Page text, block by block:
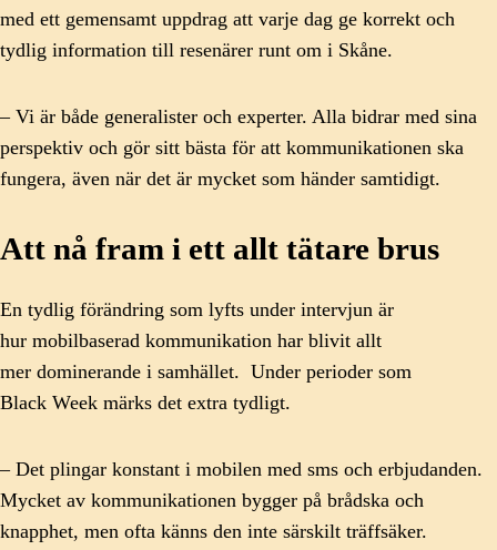
med ett gemensamt uppdrag att varje dag ge korrekt och
tydlig information till resenärer runt om i Skåne.
– Vi är både generalister och experter. Alla bidrar med sina
perspektiv och gör sitt bästa för att kommunikationen ska
fungera, även när det är mycket som händer samtidigt.
Att nå fram i ett allt tätare brus
En tydlig förändring som lyfts under intervjun är
hur mobilbaserad kommunikation har blivit allt
mer dominerande i samhället. Under perioder som
Black Week märks det extra tydligt.
– Det plingar konstant i mobilen med sms och erbjudanden.
Mycket av kommunikationen bygger på brådska och
knapphet, men ofta känns den inte särskilt träffsäker.